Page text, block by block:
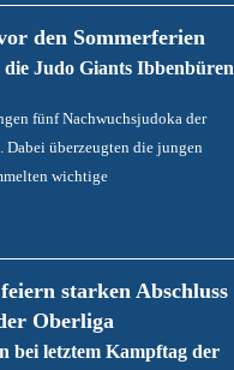
den Sommerferien
Judo Giants Ibbenbüren
fünf Nachwuchsjudoka der
Dabei überzeugten die jungen
wichtige
starken Abschluss
Oberliga
bei letztem Kampftag der